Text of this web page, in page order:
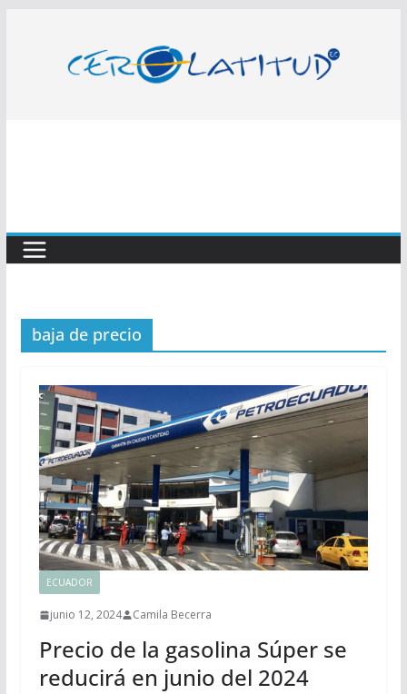
contenido
baja de precio
ECUADOR
junio 12, 2024 Camila Becerra
Precio de la gasolina Súper se
reducirá en junio del 2024